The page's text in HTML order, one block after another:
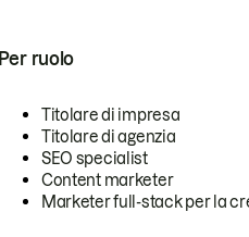
Per ruolo
Titolare di impresa
Titolare di agenzia
SEO specialist
Content marketer
Marketer full-stack per la